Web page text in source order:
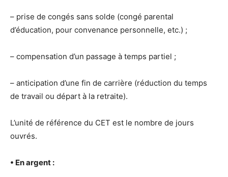
– prise de congés sans solde (congé parental
d’éducation, pour convenance personnelle, etc.) ;
– compensation d’un passage à temps partiel ;
– anticipation d’une fin de carrière (réduction du temps
de travail ou départ à la retraite).
L’unité de référence du CET est le nombre de jours
ouvrés.
• En argent :